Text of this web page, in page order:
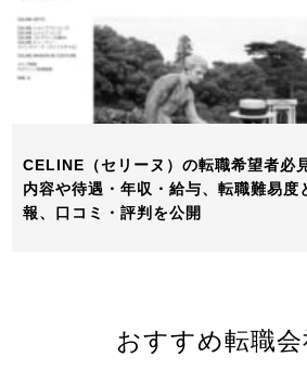
CELINE（セリーヌ）の転職希望者必
内容や待遇・年収・給与、転職難易度
報、口コミ・評判を公開
おすすめ転職会